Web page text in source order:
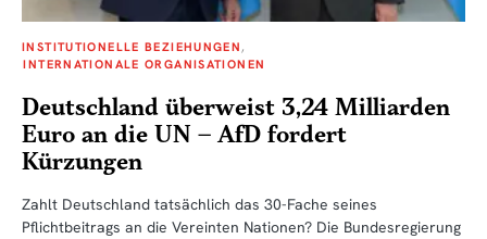
INSTITUTIONELLE BEZIEHUNGEN
INTERNATIONALE ORGANISATIONEN
Deutschland überweist 3,24 Milliarden
Euro an die UN – AfD fordert
Kürzungen
Zahlt Deutschland tatsächlich das 30-Fache seines
Pflichtbeitrags an die Vereinten Nationen? Die Bundesregierung